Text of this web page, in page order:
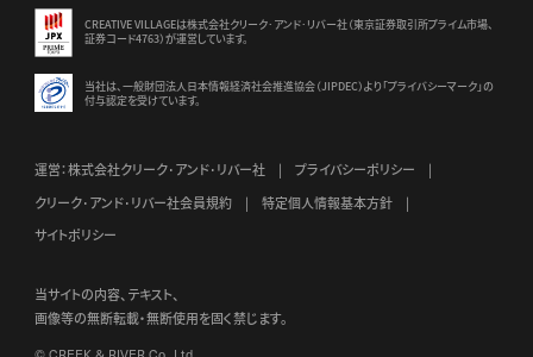
CREATIVE VILLAGEは株式会社クリーク･アンド･リバー社（東京証券取引所プライム市場、
証券コード4763）が運営しています。
当社は、一般財団法人日本情報経済社会推進協会（JIPDEC）より 「プライバシーマーク」の
付与認定を受けています。
運営：株式会社クリーク･アンド･リバー社
プライバシーポリシー
クリーク･アンド･リバー社会員規約
特定個人情報基本方針
サイトポリシー
当サイトの内容、テキスト、
画像等の無断転載・無断使用を固く禁じます。